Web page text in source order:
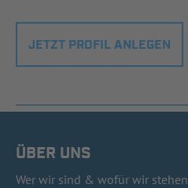
JETZT PROFIL ANLEGEN
ÜBER UNS
Wer wir sind & wofür wir stehen